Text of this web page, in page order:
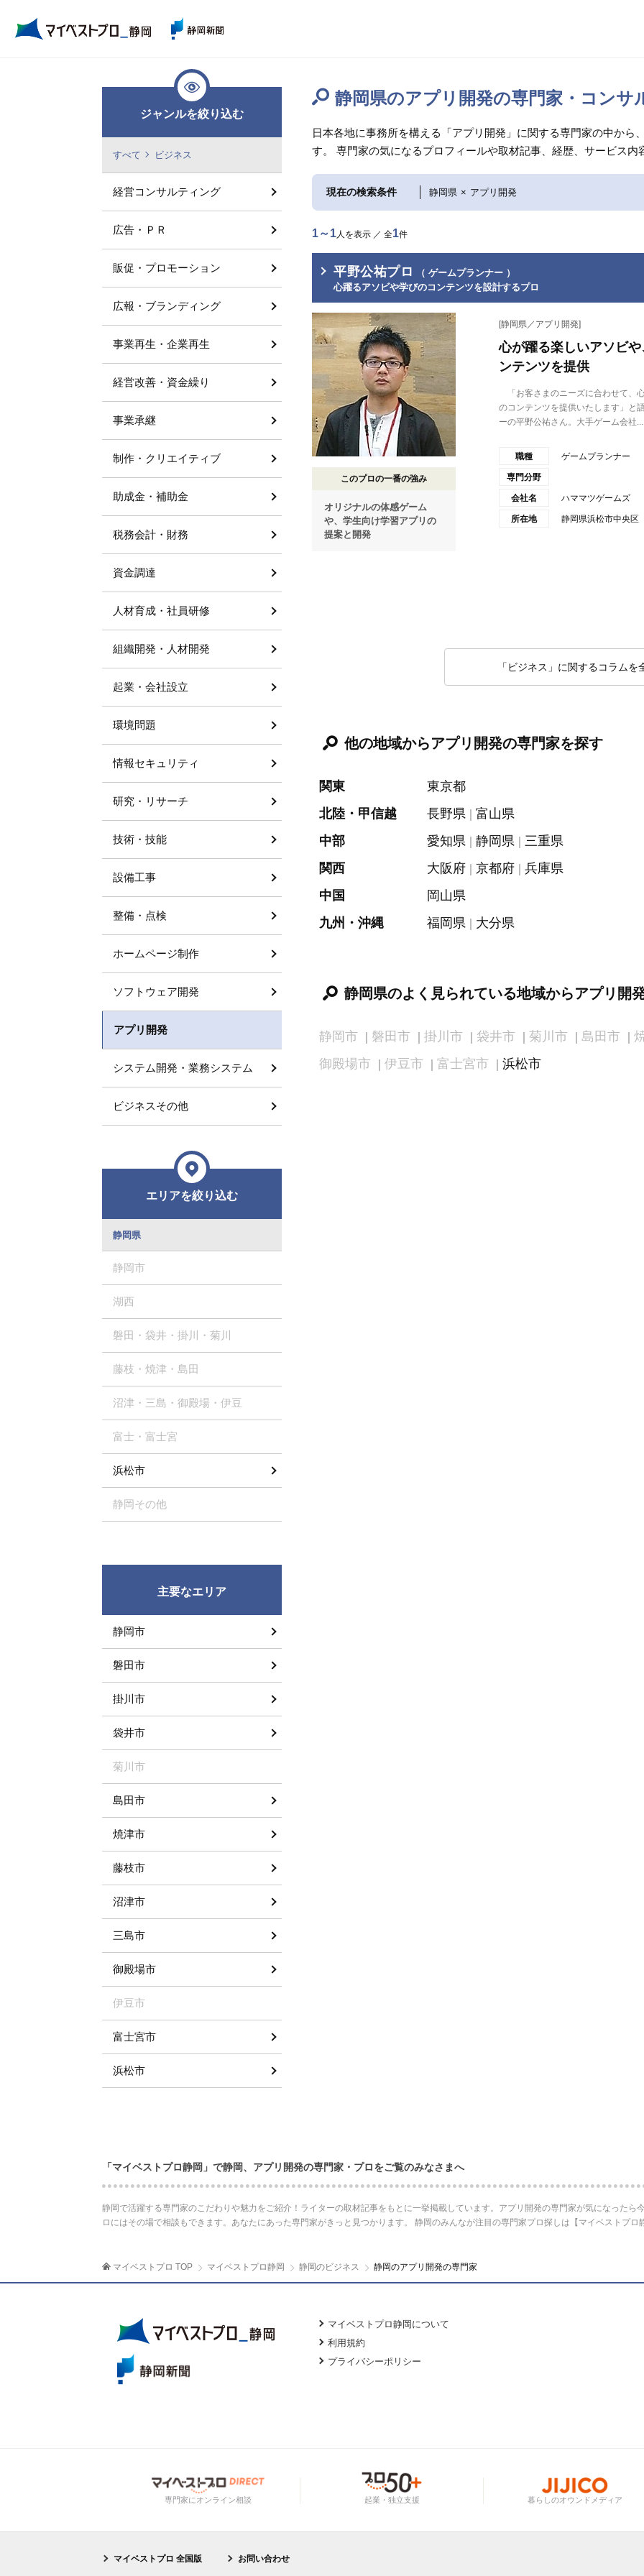
静岡県のアプリ開発の専門家・コンサ
日本各地に事務所を構える「アプリ開発」に関する専門家の中から
す。 専門家の気になるプロフィールや取材記事、経歴、サービス内
現在の検索条件 静岡県 × アプリ開発
1～1人を表示 ／ 全1件
平野公祐プロ
（ ゲームプランナー ）
心躍るアソビや学びのコンテンツを設計するプロ
このプロの一番の強み
オリジナルの体感ゲーム
や、学生向け学習アプリの
提案と開発
[静岡県／アプリ開発]
心が躍る楽しいアソビ
ンテンツを提供
「お客さまのニーズに合わせて、
のコンテンツを提供いたします」と
ーの平野公祐さん。大手ゲーム会社...
職種 ゲームプランナー
専門分野
会社名 ハママツゲームズ
所在地 静岡県浜松市中央区
「ビジネス」に関するコラムを
他の地域からアプリ開発の専門家を探す
関東
東京都
北陸・甲信越
長野県
富山県
中部
愛知県 静岡県
三重県
関西
大阪府 京都府
兵庫県
中国
岡山県
九州・沖縄
福岡県 大分県
静岡県のよく見られている地域からアプリ開
静岡市 磐田市 掛川市 袋井市 菊川市 島田市
御殿場市
伊豆市 富士宮市 浜松市
ジャンルを絞り込む
すべて ビジネス
経営コンサルティング
広告・ＰＲ
販促・プロモーション
広報・ブランディング
事業再生・企業再生
経営改善・資金繰り
事業承継
制作・クリエイティブ
助成金・補助金
税務会計・財務
資金調達
人材育成・社員研修
組織開発・人材開発
起業・会社設立
環境問題
情報セキュリティ
研究・リサーチ
技術・技能
設備工事
整備・点検
ホームページ制作
ソフトウェア開発
アプリ開発
システム開発・業務システム
ビジネスその他
エリアを絞り込む
静岡県
静岡市
湖西
磐田・袋井・掛川・菊川
藤枝・焼津・島田
沼津・三島・御殿場・伊豆
富士・富士宮
浜松市
静岡その他
主要なエリア
静岡市
磐田市
掛川市
袋井市
菊川市
島田市
焼津市
藤枝市
沼津市
三島市
御殿場市
伊豆市
富士宮市
浜松市
「マイベストプロ静岡」で静岡、アプリ開発の専門家・プロをご覧のみなさまへ
静岡で活躍する専門家のこだわりや魅力をご紹介！ライターの取材記事をもとに一挙掲載しています。アプリ開発の専門家が気になったら
ロにはその場で相談もできます。あなたにあった専門家がきっと見つかります。 静岡のみんなが注目の専門家プロ探しは【マイベストプロ
マイベストプロ TOP マイベストプロ静岡 静岡のビジネス 静岡のアプリ開発の専門家
マイベストプロ静岡について
利用規約
プライバシーポリシー
専門家にオンライン相談 起業・独立支援 暮らしのオウンドメディア
マイベストプロ 全国版 お問い合わせ